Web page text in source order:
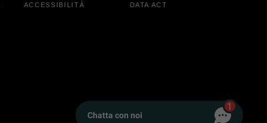
ACCESSIBILITÀ DATA ACT
Chatta con noi
1